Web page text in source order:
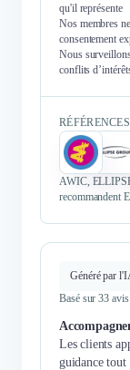
qu'il représente
Nos membres
consentement
Nous
conflits
AWIC,
recommandent
Généré par
Basé sur 33
Les clients
guidance tout